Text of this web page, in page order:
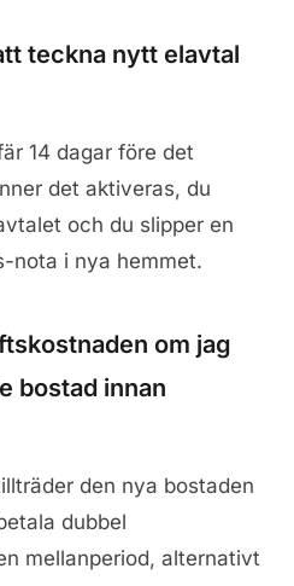
teckna nytt elavtal
14 dagar före det
det aktiveras, du
och du slipper en
nota i nya hemmet.
om jag
bostad innan
den nya bostaden
dubbel
mellanperiod, alternativt